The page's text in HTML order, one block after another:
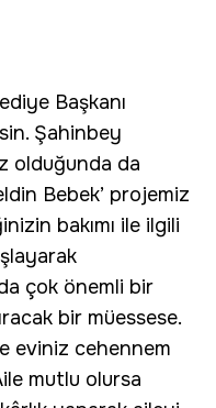
Başkanı
Şahinbey
olduğunda da
Bebek’ projemiz
bakımı ile ilgili
çok önemli bir
bir müessese.
eviniz cehennem
mutlu olursa